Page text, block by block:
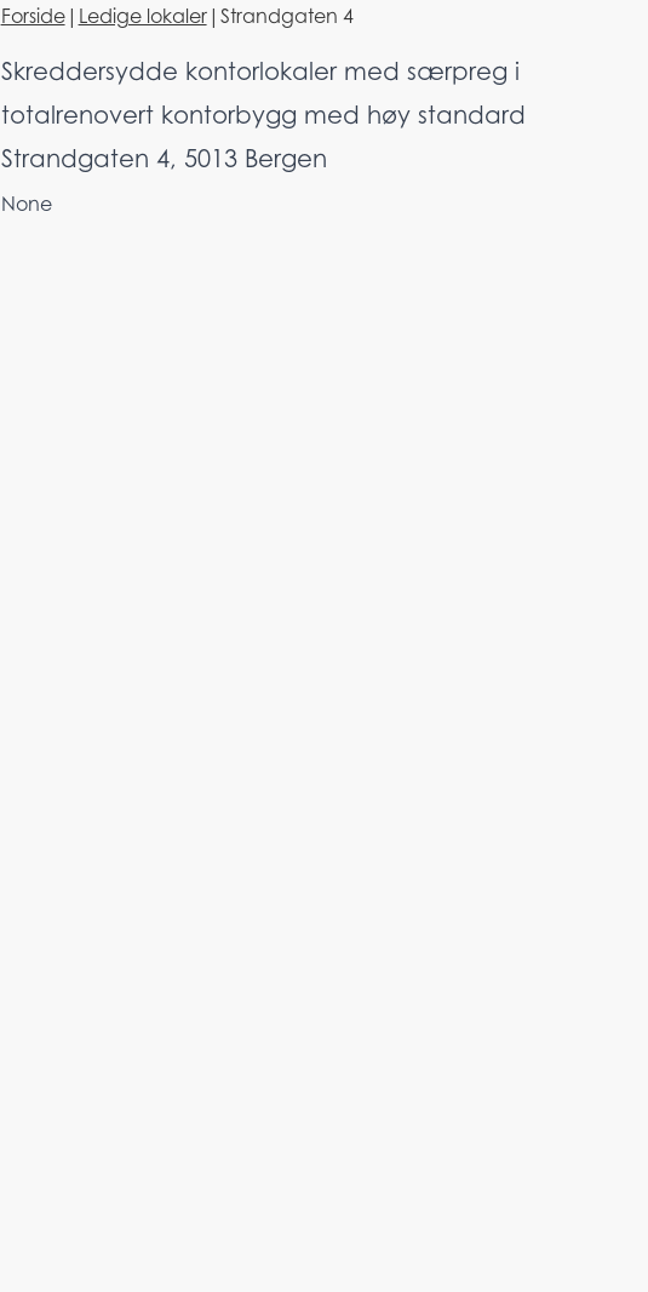
Forside| Ledige lokaler| Strandgaten 4
Skreddersydde kontorlokaler med særpreg i
totalrenovert kontorbygg med høy standard
Strandgaten 4, 5013 Bergen
None